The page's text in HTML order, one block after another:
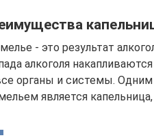
- это результат
алкоголя
органы и системы.
является